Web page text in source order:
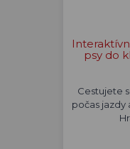
psy do
Cestujete
počas jazdy